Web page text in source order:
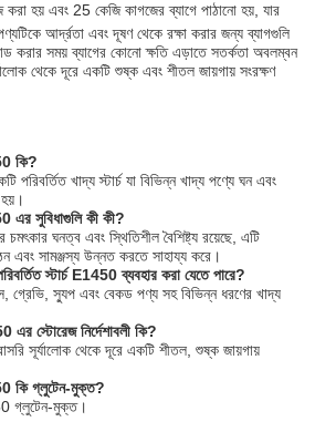
করা হয় এবং 25 কেজি কাগজের ব্যাগে পাঠানো হয়, যার
আর্দ্রতা এবং দূষণ থেকে রক্ষা করার জন্য ব্যাগগুলি
করার সময় ব্যাগের কোনো ক্ষতি এড়াতে সতর্কতা অবলম্বন
থেকে দূরে একটি শুষ্ক এবং শীতল জায়গায় সংরক্ষণ
কি?
পরিবর্তিত খাদ্য স্টার্চ যা বিভিন্ন খাদ্য পণ্যে ঘন এবং
হয়।
এর সুবিধাগুলি কী কী?
ঘনত্ব এবং স্থিতিশীল বৈশিষ্ট্য রয়েছে, এটি
এবং সামঞ্জস্য উন্নত করতে সাহায্য করে।
স্টার্চ E1450 ব্যবহার করা যেতে পারে?
গ্রেভি, স্যুপ এবং বেকড পণ্য সহ বিভিন্ন ধরণের খাদ্য
স্টোরেজ নির্দেশাবলী কি?
সূর্যালোক থেকে দূরে একটি শীতল, শুষ্ক জায়গায়
কি গ্লুটেন-মুক্ত?
গ্লুটেন-মুক্ত।